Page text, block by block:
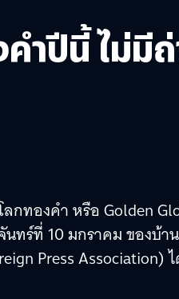
ำปีนี้ ไม่มี
กทองคำ หรือ Golden
นทร์ที่ 10 มกราคม ของบ้
Press